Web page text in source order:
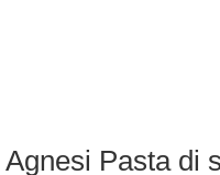
Agnesi Pasta di